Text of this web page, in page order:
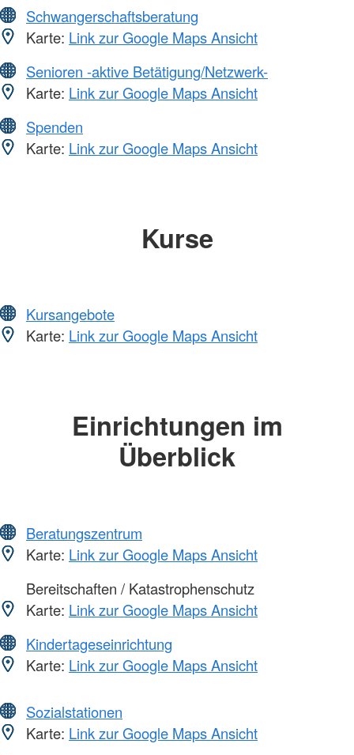
Schwangerschaftsberatung
Karte: Link zur Google Maps Ansicht
Senioren -aktive Betätigung/Netzwerk-
Karte: Link zur Google Maps Ansicht
Spenden
Karte: Link zur Google Maps Ansicht
Kurse
Kursangebote
Karte: Link zur Google Maps Ansicht
Einrichtungen im
Überblick
Beratungszentrum
Karte: Link zur Google Maps Ansicht
Bereitschaften / Katastrophenschutz
Karte: Link zur Google Maps Ansicht
Kindertageseinrichtung
Karte: Link zur Google Maps Ansicht
Sozialstationen
Karte: Link zur Google Maps Ansicht